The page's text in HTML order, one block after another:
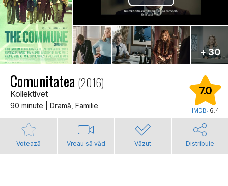
+ 30
Comunitatea (2016)
Kollektivet
90 minute | Dramă, Familie
7.0
IMDB: 6.4
Votează Vreau să văd Văzut Distribuie